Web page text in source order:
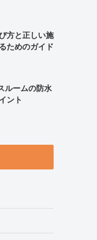
方と正しい施
ためのガイド
ルームの防水
ント